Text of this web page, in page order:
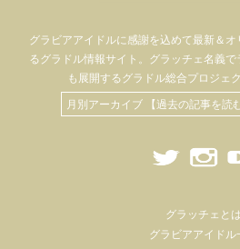
グラビアアイドルに感謝を込めて最新＆オ
るグラドル情報サイト。 グラッチェ名義で
も 展開するグラドル総合プロジェ
月別アーカイブ 【過去の記事を
グラッチェとは
グラビアアイドル